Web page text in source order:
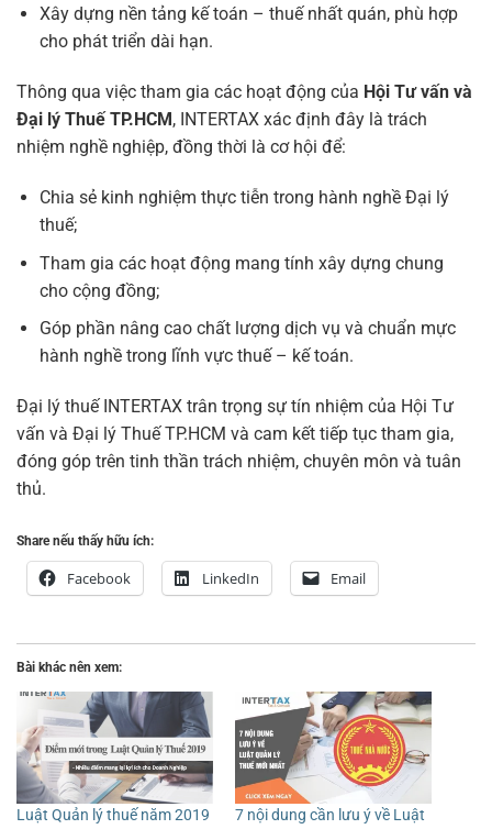
Xây dựng nền tảng kế toán – thuế nhất quán, phù hợp
cho phát triển dài hạn.
Thông qua việc tham gia các hoạt động của Hội Tư vấn và
Đại lý Thuế TP.HCM , INTERTAX xác định đây là trách
nhiệm nghề nghiệp, đồng thời là cơ hội để:
Chia sẻ kinh nghiệm thực tiễn trong hành nghề Đại lý
thuế;
Tham gia các hoạt động mang tính xây dựng chung
cho cộng đồng;
Góp phần nâng cao chất lượng dịch vụ và chuẩn mực
hành nghề trong lĩnh vực thuế – kế toán.
Đại lý thuế INTERTAX trân trọng sự tín nhiệm của Hội Tư
vấn và Đại lý Thuế TP.HCM và cam kết tiếp tục tham gia,
đóng góp trên tinh thần trách nhiệm, chuyên môn và tuân
thủ.
Share nếu thấy hữu ích:
Facebook LinkedIn Email
Bài khác nên xem:
Luật Quản lý thuế năm 2019
7 nội dung cần lưu ý về Luật